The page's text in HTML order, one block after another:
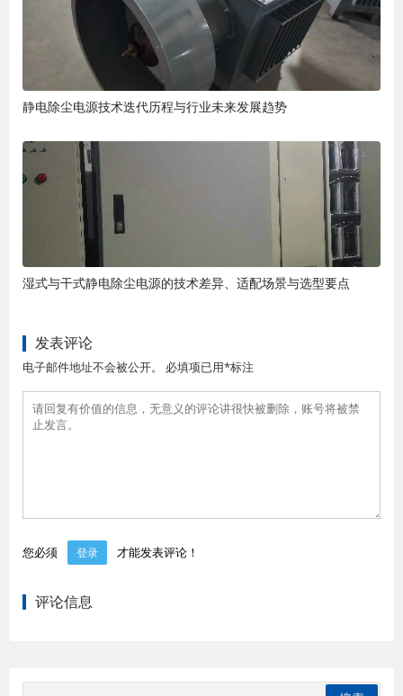
静电除尘电源技术迭代历程与行业未来发展趋势
湿式与干式静电除尘电源的技术差异、适配场景与选型要点
发表评论
电子邮件地址不会被公开。 必填项已用*标注
您必须 登录 才能发表评论！
评论信息